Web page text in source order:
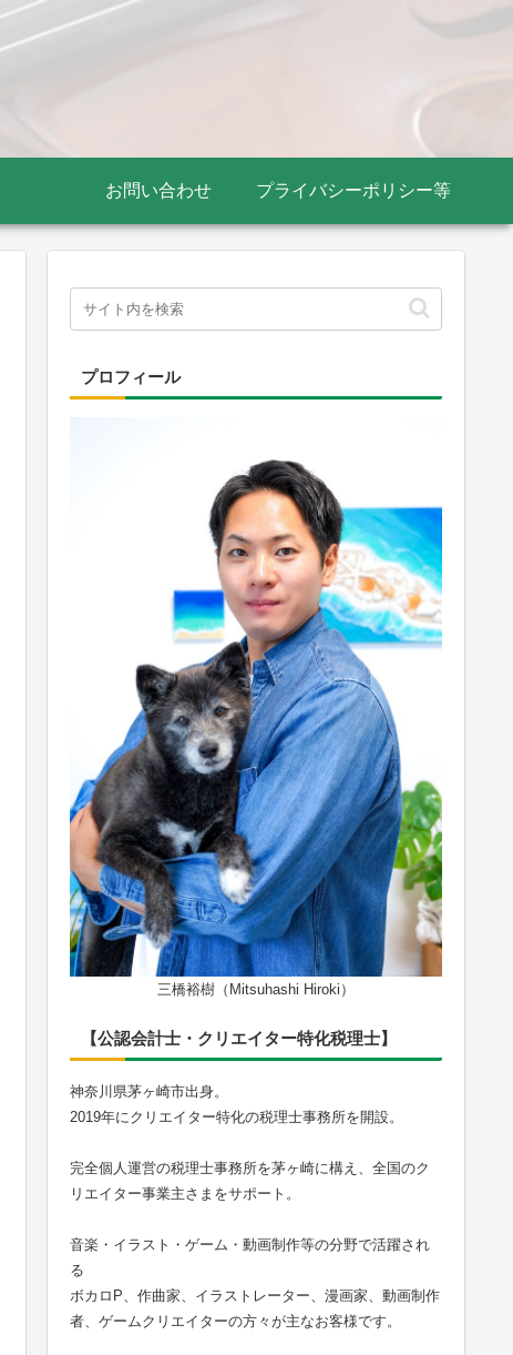
お問い合わせ プライバシーポリシー等
プロフィール
三橋裕樹（Mitsuhashi Hiroki）
【公認会計士・クリエイター特化税理士】
神奈川県茅ヶ崎市出身。
2019年にクリエイター特化の税理士事務所を開設。
完全個人運営の税理士事務所を茅ヶ崎に構え、全国のク
リエイター事業主さまをサポート。
音楽・イラスト・ゲーム・動画制作等の分野で活躍され
る
ボカロP、作曲家、イラストレーター、漫画家、動画制作
者、ゲームクリエイターの方々が主なお客様です。